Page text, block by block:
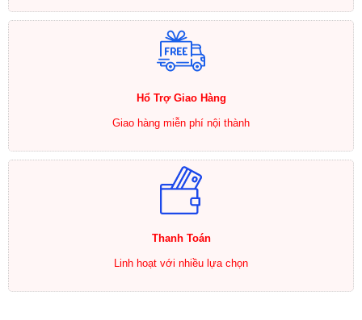
Hổ Trợ Giao Hàng
Giao hàng miễn phí nội thành
Thanh Toán
Linh hoạt với nhiều lựa chọn